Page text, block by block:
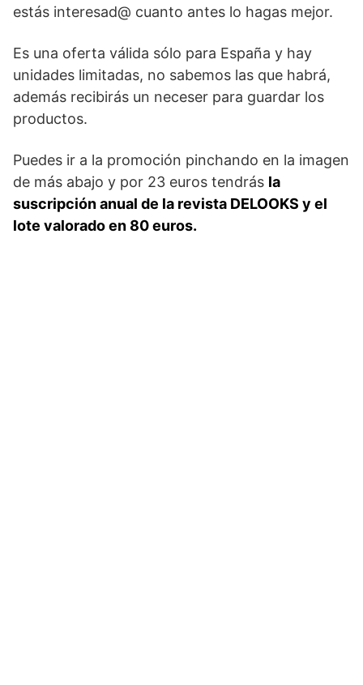
estás interesad@ cuanto antes lo hagas mejor.
Es una oferta válida sólo para España y hay
unidades limitadas, no sabemos las que habrá,
además recibirás un neceser para guardar los
productos.
Puedes ir a la promoción pinchando en la imagen
de más abajo y por 23 euros tendrás la
suscripción anual de la revista DELOOKS y el
lote valorado en 80 euros.